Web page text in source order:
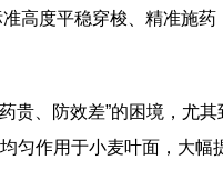
高度平稳穿梭、精准施
贵、防效差”的困境，尤
匀作用于小麦叶面，大幅